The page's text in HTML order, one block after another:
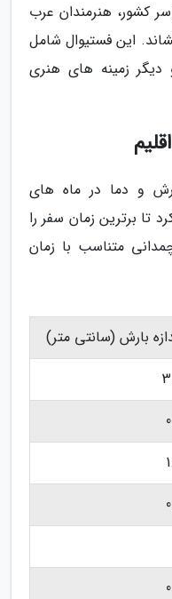
کشور، هنرمندان عرب
این فستیوال شامل
زمینه های هنری
و دما در ماه های
تا برترین زمان سفر را
متناسب با زمان
بارش (سانتی متر)